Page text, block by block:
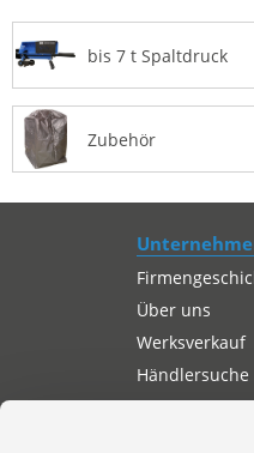
bis 7 t Spaltdruck
Zubehör
Über uns
Werksverkauf
Händlersuche
Autorisierter